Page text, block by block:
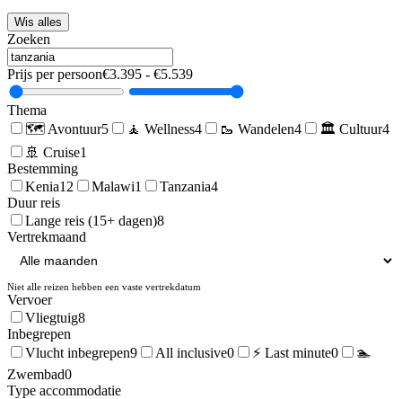
Wis alles
Zoeken
Prijs per persoon€3.395 - €5.539
Thema
🗺️ Avontuur5 🧘 Wellness4 🥾 Wandelen4 🏛️ Cultuur4
🚢 Cruise1
Bestemming
Kenia12 Malawi1 Tanzania4
Duur reis
Lange reis (15+ dagen)8
Vertrekmaand
Niet alle reizen hebben een vaste vertrekdatum
Vervoer
Vliegtuig8
Inbegrepen
Vlucht inbegrepen9 All inclusive0 ⚡ Last minute0
🏊
Zwembad0
Type accommodatie